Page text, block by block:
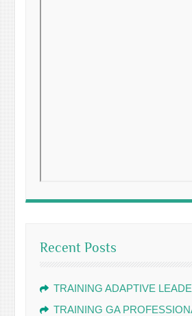
Recent Posts
TRAINING ADAPTIVE
TRAINING GA